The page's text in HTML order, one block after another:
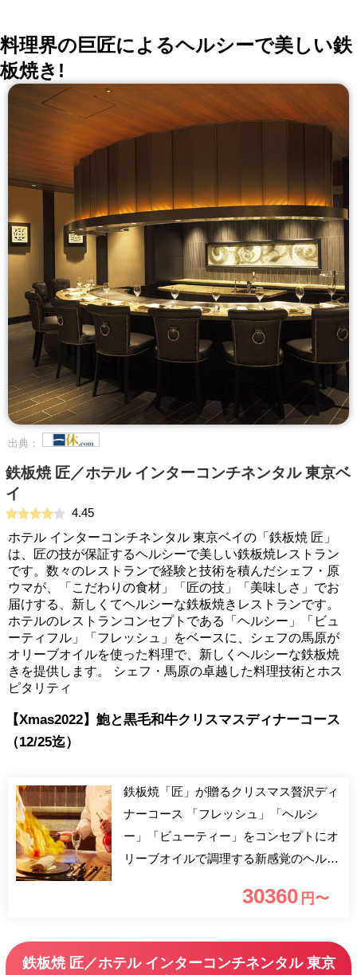
料理界の巨匠によるヘルシーで美しい鉄
板焼き!
出典：
鉄板焼 匠／ホテル インターコンチネンタル 東京ベ
イ
4.45
ホテル インターコンチネンタル 東京ベイの「鉄板焼 匠」
は、匠の技が保証するヘルシーで美しい鉄板焼レストラン
です。数々のレストランで経験と技術を積んだシェフ・原
ウマが、「こだわりの食材」「匠の技」「美味しさ」でお
届けする、新しくてヘルシーな鉄板焼きレストランです。
ホテルのレストランコンセプトである「ヘルシー」「ビュ
ーティフル」「フレッシュ」をベースに、シェフの馬原が
オリーブオイルを使った料理で、新しくヘルシーな鉄板焼
きを提供します。 シェフ・馬原の卓越した料理技術とホス
ピタリティ
【Xmas2022】鮑と黒毛和牛クリスマスディナーコース
（12/25迄）
鉄板焼「匠」が贈るクリスマス贅沢ディ
ナーコース 「フレッシュ」「ヘルシ
ー」「ビューティー」をコンセプトにオ
リーブオイルで調理する新感覚のヘルシ
から始まり、活 鮑のグリル、黒毛和牛
は隣接するラウンジでデザートタイム。
30360 円〜
鉄板焼 匠／ホテル インターコンチネンタル 東京